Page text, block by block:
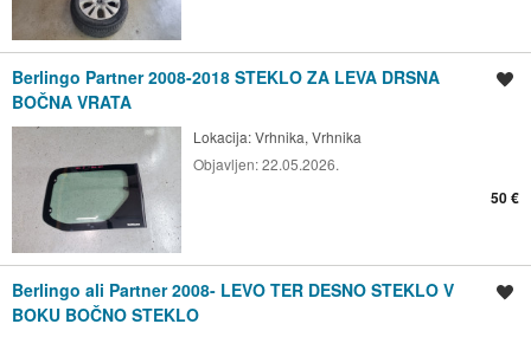
Berlingo Partner 2008-2018 STEKLO ZA LEVA DRSNA
BOČNA VRATA
Lokacija:Vrhnika, Vrhnika
Objavljen:22.05.2026.
50 €
Berlingo ali Partner 2008- LEVO TER DESNO STEKLO V
BOKU BOČNO STEKLO